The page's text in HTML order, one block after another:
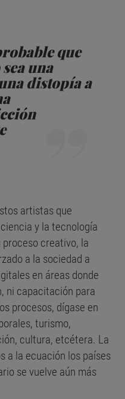
que
una
distopía a
artistas que
y la tecnología
creativo, la
a la sociedad a
en áreas donde
ni capacitación para
procesos, dígase en
turismo,
cultura, etcétera. La
a la ecuación los países
se vuelve aún más